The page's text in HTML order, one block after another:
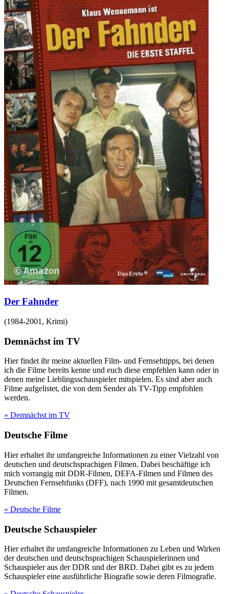
Der Fahnder
(1984-2001 , Krimi)
Demnächst im TV
Hier findet ihr meine aktuellen Film- und Fernsehtipps, bei denen
ich die Filme bereits kenne und euch diese empfehlen kann oder in
denen meine Lieblingsschauspieler mitspielen. Es sind aber auch
Filme aufgelistet, die von dem Sender als TV-Tipp empfohlen
werden.
» Demnächst im TV
Deutsche Filme
Hier erhaltet ihr umfangreiche Informationen zu einer Vielzahl von
deutschen und deutschsprachigen Filmen. Dabei beschäftige ich
mich vorrangig mit DDR-Filmen, DEFA-Filmen und Filmen des
Deutschen Fernsehfunks (DFF), nach 1990 mit gesamtdeutschen
Filmen.
» Deutsche Filme
Deutsche Schauspieler
Hier erhaltet ihr umfangreiche Informationen zu Leben und Wirken
der deutschen und deutschsprachigen Schauspielerinnen und
Schauspieler aus der DDR und der BRD. Dabei gibt es zu jedem
Schauspieler eine ausführliche Biografie sowie deren Filmografie.